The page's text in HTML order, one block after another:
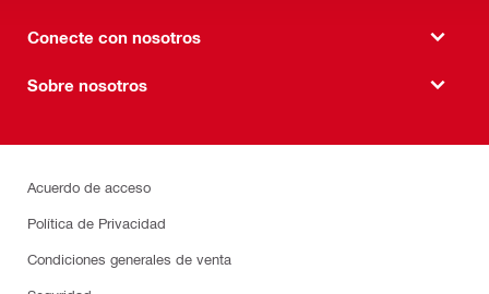
Conecte con nosotros
Sobre nosotros
Acuerdo de acceso
Política de Privacidad
Condiciones generales de venta